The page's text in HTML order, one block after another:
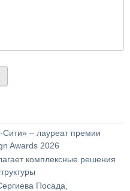
– лауреат премии
Awards 2026
комплексные решения
Посада,